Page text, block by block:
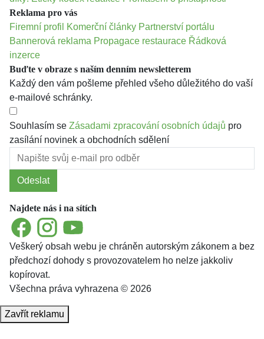
Reklama pro vás
Firemní profil
Komerční články Partnerství portálu
Bannerová reklama Propagace restaurace Řádková
inzerce
Buďte v obraze s naším denním newsletterem
Každý den vám pošleme přehled všeho důležitého do vaší
e-mailové schránky.
Souhlasím se Zásadami zpracování osobních údajů pro
zasílání novinek a obchodních sdělení
Odeslat
Najdete nás i na sítích
FacebookInstagramYouTube
Veškerý obsah webu je chráněn autorským zákonem a bez
předchozí dohody s provozovatelem ho nelze jakkoliv
kopírovat.
Všechna práva vyhrazena © 2026
Zavřít reklamu